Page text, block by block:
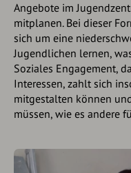
Angebote im
mitplanen. Bei dieser
sich um eine
Jugendlichen lernen,
Soziales Engagement,
Interessen, zahlt sich
mitgestalten können
müssen, wie es andere